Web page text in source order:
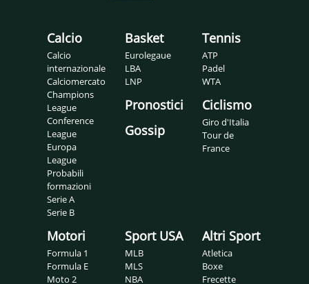
Calcio
Calcio
internazionale
Calciomercato
Champions
League
Conference
League
Europa
League
Probabili
formazioni
Serie A
Serie B
Basket
Eurolegaue
LBA
LNP
Pronostici
Gossip
Tennis
ATP
Padel
WTA
Ciclismo
Giro d'Italia
Tour de
France
Motori
Formula 1
Formula E
Moto 2
Sport USA
MLB
MLS
NBA
Altri Sport
Atletica
Boxe
Frecette